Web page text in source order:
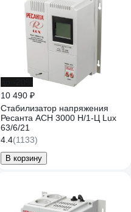
10 490 ₽
Стабилизатор напряжения
Ресанта АСН 3000 Н/1-Ц Lux
63/6/21
4.4(1133)
В корзину